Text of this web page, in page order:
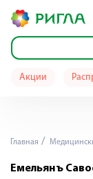
Акции
Главная
Емельянъ